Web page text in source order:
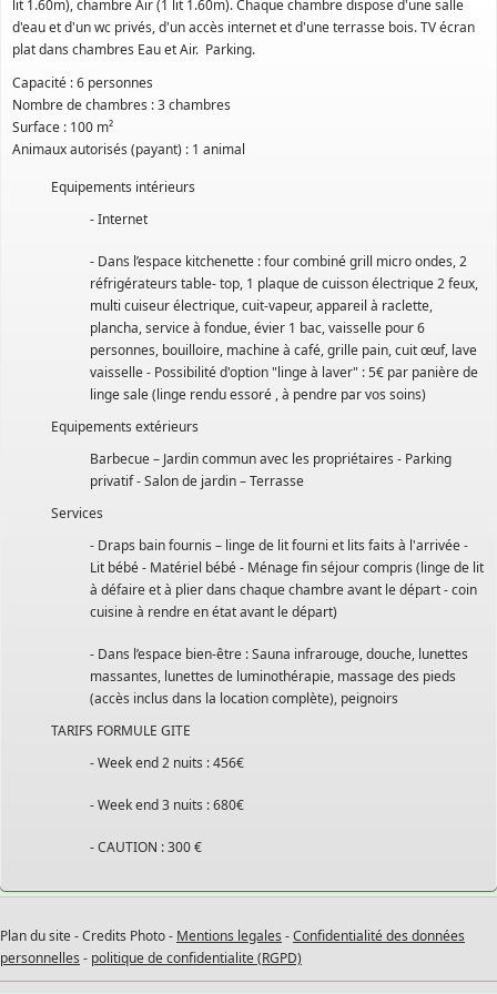
lit 1.60m), chambre Air (1 lit 1.60m). Chaque chambre dispose d'une salle
d'eau et d'un wc privés, d'un accès internet et d'une terrasse bois. TV écran
plat dans chambres Eau et Air. Parking.
Capacité : 6 personnes
Nombre de chambres : 3 chambres
Surface : 100 m²
Animaux autorisés (payant) : 1 animal
Equipements intérieurs
- Internet
- Dans l’espace kitchenette : four combiné grill micro ondes, 2
réfrigérateurs table- top, 1 plaque de cuisson électrique 2 feux,
multi cuiseur électrique, cuit-vapeur, appareil à raclette,
plancha, service à fondue, évier 1 bac, vaisselle pour 6
personnes, bouilloire, machine à café, grille pain, cuit œuf, lave
vaisselle - Possibilité d'option "linge à laver" : 5€ par panière de
linge sale (linge rendu essoré , à pendre par vos soins)
Equipements extérieurs
Barbecue – Jardin commun avec les propriétaires - Parking
privatif - Salon de jardin – Terrasse
Services
- Draps bain fournis – linge de lit fourni et lits faits à l'arrivée -
Lit bébé - Matériel bébé - Ménage fin séjour compris (linge de lit
à défaire et à plier dans chaque chambre avant le départ - coin
cuisine à rendre en état avant le départ)
- Dans l’espace bien-être : Sauna infrarouge, douche, lunettes
massantes, lunettes de luminothérapie, massage des pieds
(accès inclus dans la location complète), peignoirs
TARIFS FORMULE GITE
- Week end 2 nuits : 456€
- Week end 3 nuits : 680€
- CAUTION : 300 €
Plan du site - Credits Photo - Mentions legales -Confidentialité des données
personnelles - politique de confidentialite (RGPD)